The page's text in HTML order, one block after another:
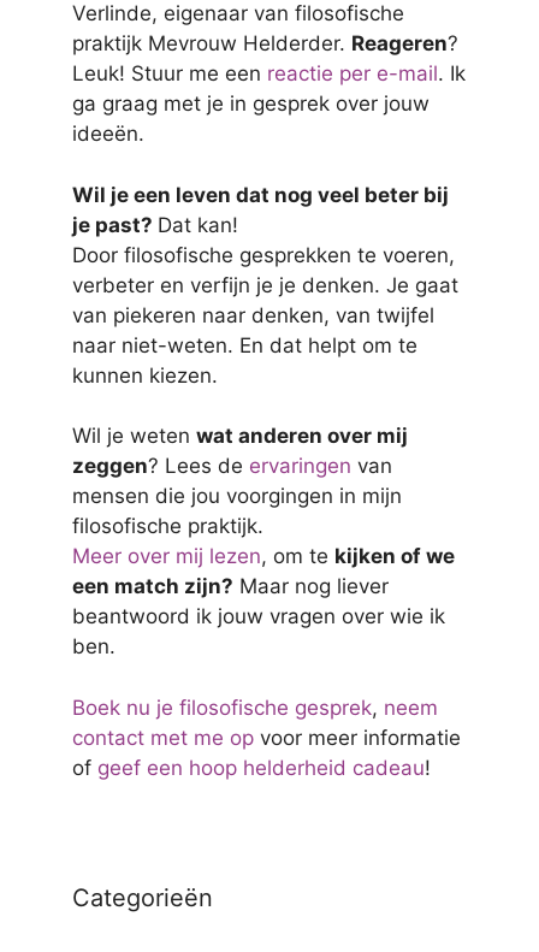
Verlinde, eigenaar van filosofische
praktijk Mevrouw Helderder. Reageren?
Leuk! Stuur me een reactie per e-mail. Ik
ga graag met je in gesprek over jouw
ideeën.
Wil je een leven dat nog veel beter bij
je past? Dat kan!
Door filosofische gesprekken te voeren,
verbeter en verfijn je je denken. Je gaat
van piekeren naar denken, van twijfel
naar niet-weten. En dat helpt om te
kunnen kiezen.
Wil je weten wat anderen over mij
zeggen? Lees de ervaringen van
mensen die jou voorgingen in mijn
filosofische praktijk.
Meer over mij lezen, om te kijken of we
een match zijn? Maar nog liever
beantwoord ik jouw vragen over wie ik
ben.
Boek nu je filosofische gesprek, neem
contact met me op voor meer informatie
of geef een hoop helderheid cadeau!
Categorieën